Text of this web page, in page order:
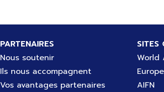
PARTENAIRES
Nous soutenir
Ils nous accompagnent
Vos avantages partenaires
SITES
World
AIFN